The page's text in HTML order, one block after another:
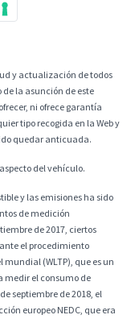
y actualización de todos
de la asunción de este
ni ofrece garantía
tipo recogida en la Web y
quedar anticuada.
del vehículo.
y las emisiones ha sido
de medición
de 2017, ciertos
el procedimiento
(WLTP), que es un
medir el consumo de
septiembre de 2018, el
europeo NEDC, que era